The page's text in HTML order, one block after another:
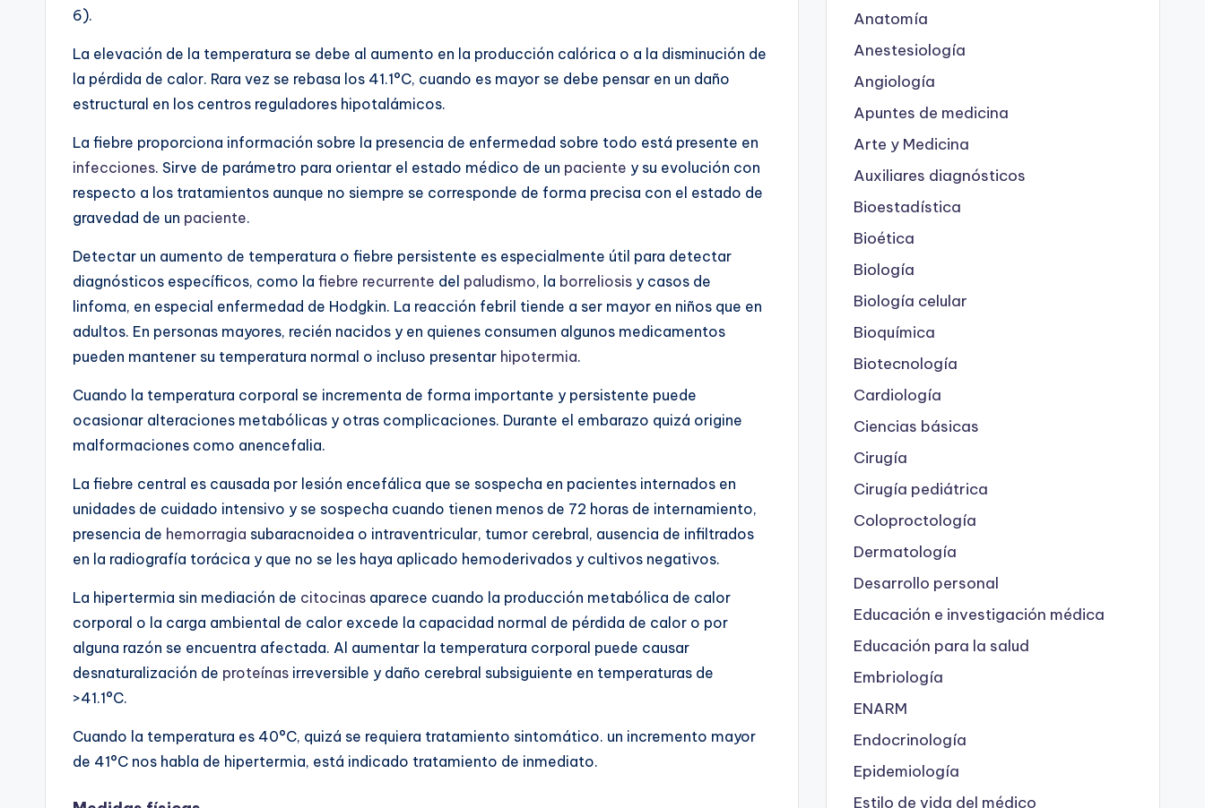
6).
La elevación de la temperatura se debe al aumento en la producción calórica o a la disminución de
la pérdida de calor. Rara vez se rebasa los 41.1°C, cuando es mayor se debe pensar en un daño
estructural en los centros reguladores hipotalámicos.
La fiebre proporciona información sobre la presencia de enfermedad sobre todo está presente en
infecciones. Sirve de parámetro para orientar el estado médico de un paciente y su evolución con
respecto a los tratamientos aunque no siempre se corresponde de forma precisa con el estado de
gravedad de un paciente.
Detectar un aumento de temperatura o fiebre persistente es especialmente útil para detectar
diagnósticos específicos, como la fiebre recurrente del paludismo, la borreliosis y casos de
linfoma, en especial enfermedad de Hodgkin. La reacción febril tiende a ser mayor en niños que en
adultos. En personas mayores, recién nacidos y en quienes consumen algunos medicamentos
pueden mantener su temperatura normal o incluso presentar hipotermia.
Cuando la temperatura corporal se incrementa de forma importante y persistente puede
ocasionar alteraciones metabólicas y otras complicaciones. Durante el embarazo quizá origine
malformaciones como anencefalia.
La fiebre central es causada por lesión encefálica que se sospecha en pacientes internados en
unidades de cuidado intensivo y se sospecha cuando tienen menos de 72 horas de internamiento,
presencia de hemorragia subaracnoidea o intraventricular, tumor cerebral, ausencia de infiltrados
en la radiografía torácica y que no se les haya aplicado hemoderivados y cultivos negativos.
La hipertermia sin mediación de citocinas aparece cuando la producción metabólica de calor
corporal o la carga ambiental de calor excede la capacidad normal de pérdida de calor o por
alguna razón se encuentra afectada. Al aumentar la temperatura corporal puede causar
desnaturalización de proteínas irreversible y daño cerebral subsiguiente en temperaturas de
>41.1°C.
Cuando la temperatura es 40°C, quizá se requiera tratamiento sintomático. un incremento mayor
de 41°C nos habla de hipertermia, está indicado tratamiento de inmediato.
Anatomía
Anestesiología
Angiología
Apuntes de medicina
Arte y Medicina
Auxiliares diagnósticos
Bioestadística
Bioética
Biología
Biología celular
Bioquímica
Biotecnología
Cardiología
Ciencias básicas
Cirugía
Cirugía pediátrica
Coloproctología
Dermatología
Desarrollo personal
Educación e investigación médica
Educación para la salud
Embriología
ENARM
Endocrinología
Epidemiología
Estilo de vida del médico